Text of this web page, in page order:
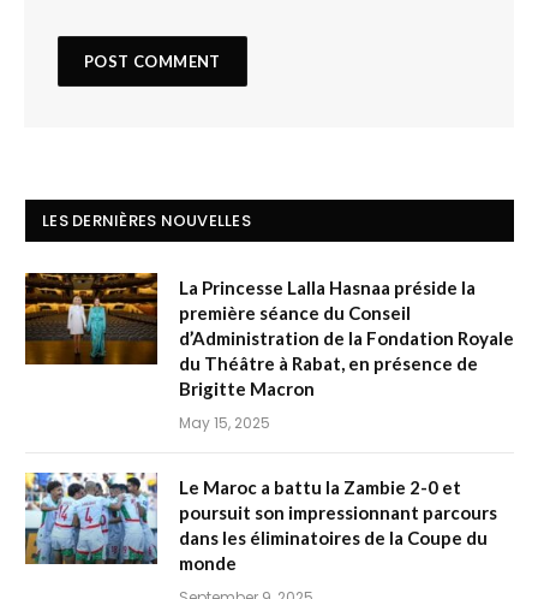
LES DERNIÈRES NOUVELLES
La Princesse Lalla Hasnaa préside la
première séance du Conseil
d’Administration de la Fondation Royale
du Théâtre à Rabat, en présence de
Brigitte Macron
May 15, 2025
Le Maroc a battu la Zambie 2-0 et
poursuit son impressionnant parcours
dans les éliminatoires de la Coupe du
monde